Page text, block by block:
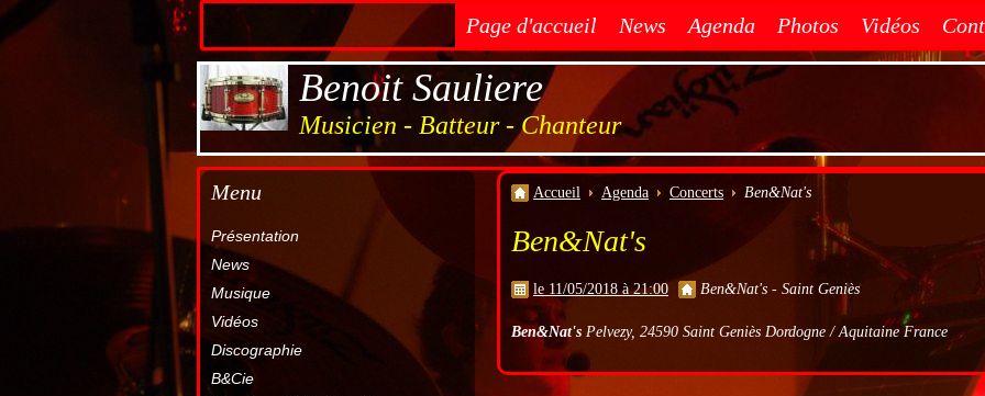
Page d'accueil News Agenda Photos Vidéos
Benoit Sauliere
Musicien - Batteur - Chanteur
Menu
Présentation
News
Musique
Vidéos
Discographie
B&Cie
Accueil Agenda Concerts Ben&Nat's
Ben&Nat's
le 11/05/2018 à 21:00 Ben&Nat's - Saint Geniès
Ben&Nat's Pelvezy, 24590 Saint Geniès Dordogne / Aquitaine France